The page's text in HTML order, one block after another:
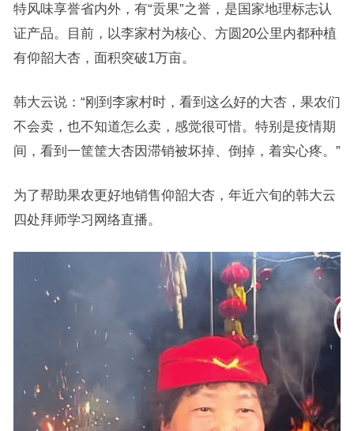
特风味享誉省内外，有“贡果”之誉，是国家地理标志认
证产品。目前，以李家村为核心、方圆20公里内都种植
有仰韶大杏，面积突破1万亩。
韩大云说：“刚到李家村时，看到这么好的大杏，果农们
不会卖，也不知道怎么卖，感觉很可惜。特别是疫情期
间，看到一筐筐大杏因滞销被坏掉、倒掉，着实心疼。”
为了帮助果农更好地销售仰韶大杏，年近六旬的韩大云
四处拜师学习网络直播。